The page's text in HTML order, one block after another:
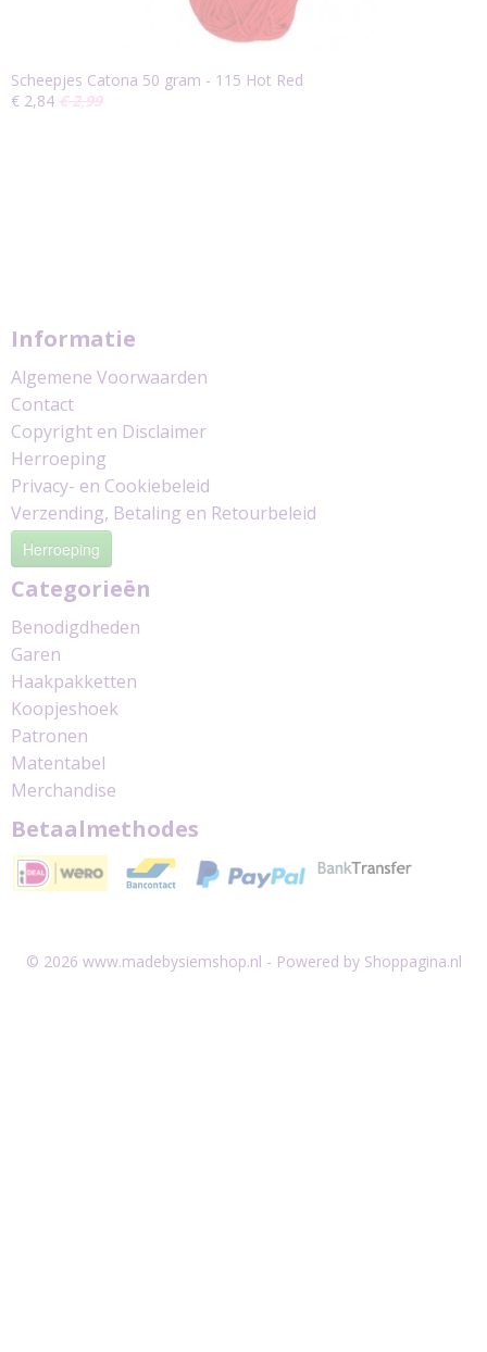
Scheepjes Catona 50 gram - 115 Hot Red
€ 2,84 € 2,99
Informatie
Algemene Voorwaarden
Contact
Copyright en Disclaimer
Herroeping
Privacy- en Cookiebeleid
Verzending, Betaling en Retourbeleid
Herroeping
Categorieën
Benodigdheden
Garen
Haakpakketten
Koopjeshoek
Patronen
Matentabel
Merchandise
Betaalmethodes
© 2026 www.madebysiemshop.nl - Powered by Shoppagina.nl